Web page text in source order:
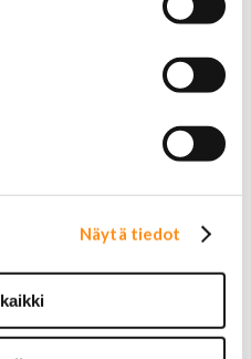
Näytä tiedot
vanteet
vanteet
vanteet